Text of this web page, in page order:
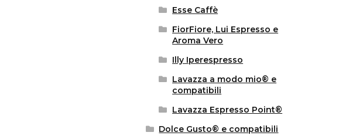
Esse Caffè
FiorFiore, Lui Espresso e
Aroma Vero
Illy Iperespresso
Lavazza a modo mio® e
compatibili
Lavazza Espresso Point®
Dolce Gusto® e compatibili